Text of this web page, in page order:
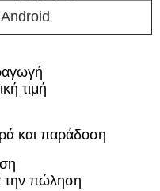
τιμή
και παράδοση
την πώληση